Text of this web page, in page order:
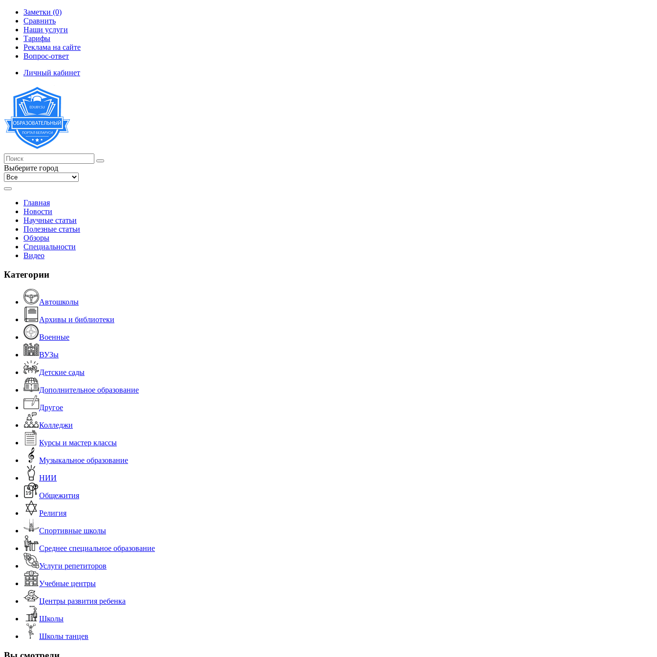
Заметки (0)
Сравнить
Наши услуги
Тарифы
Реклама на сайте
Вопрос-ответ
Личный кабинет
Выберите город
Главная
Новости
Научные статьи
Полезные статьи
Обзоры
Специальности
Видео
Категории
Автошколы
Архивы и библиотеки
Военные
ВУЗы
Детские сады
Дополнительное образование
Другое
Колледжи
Курсы и мастер классы
Музыкальное образование
НИИ
Общежития
Религия
Спортивные школы
Среднее специальное образование
Услуги репетиторов
Учебные центры
Центры развития ребенка
Школы
Школы танцев